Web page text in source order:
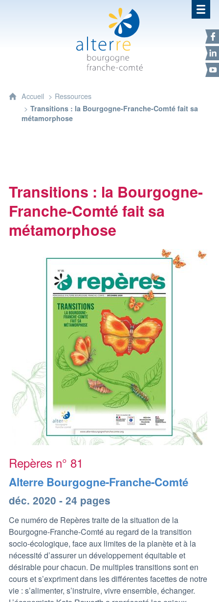
Alterre Bourgogne Franche-
Accueil Ressources
Transitions : la Bourgogne-Franche-Comté fait sa
métamorphose
Transitions : la Bourgogne-
Franche-Comté fait sa
métamorphose
Repères n° 81
Alterre Bourgogne-Franche-Comté
déc. 2020 - 24 pages
Ce numéro de Repères traite de la situation de la
Bourgogne-Franche-Comtéau regard de la transition
socio-écologique, face aux limites de la planète et à la
nécessité d’assurer un développement équitable et
désirable pour chacun. De multiples transitions sont en
cours et s’expriment dans les différentes facettes de notre
vie : s’alimenter, s’instruire, vivre ensemble, échanger.